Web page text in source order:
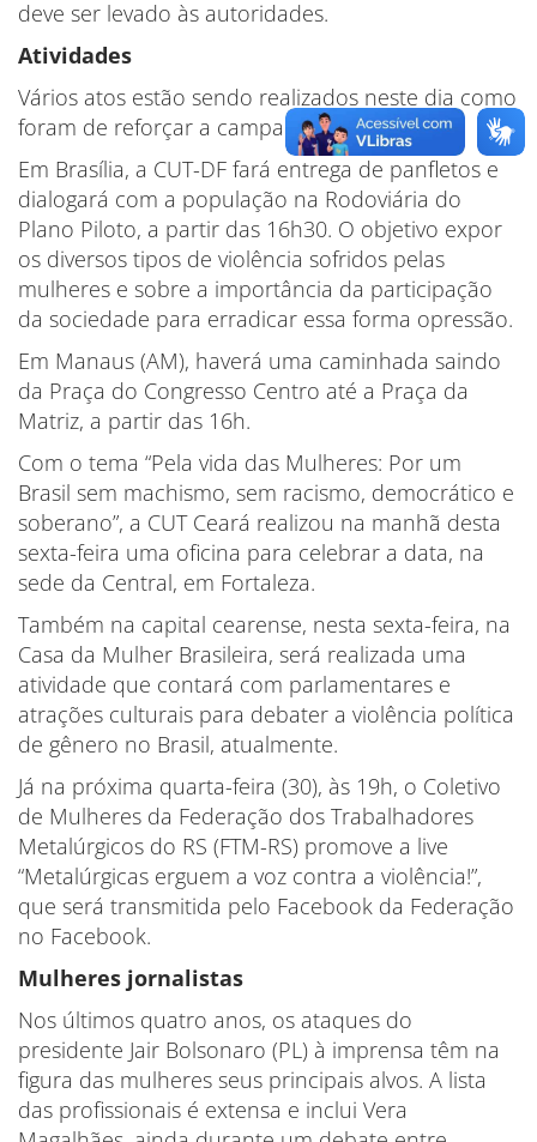
deve ser levado às autoridades.
Atividades
Vários atos estão sendo realizados neste dia como
foram de reforçar a campanha.
Em Brasília, a CUT-DF fará entrega de panfletos e
dialogará com a população na Rodoviária do
Plano Piloto, a partir das 16h30. O objetivo expor
os diversos tipos de violência sofridos pelas
mulheres e sobre a importância da participação
da sociedade para erradicar essa forma opressão.
Em Manaus (AM), haverá uma caminhada saindo
da Praça do Congresso Centro até a Praça da
Matriz, a partir das 16h.
Com o tema “Pela vida das Mulheres: Por um
Brasil sem machismo, sem racismo, democrático e
soberano”, a CUT Ceará realizou na manhã desta
sexta-feira uma oficina para celebrar a data, na
sede da Central, em Fortaleza.
Também na capital cearense, nesta sexta-feira, na
Casa da Mulher Brasileira, será realizada uma
atividade que contará com parlamentares e
atrações culturais para debater a violência política
de gênero no Brasil, atualmente.
Já na próxima quarta-feira (30), às 19h, o Coletivo
de Mulheres da Federação dos Trabalhadores
Metalúrgicos do RS (FTM-RS) promove a live
“Metalúrgicas erguem a voz contra a violência!”,
que será transmitida pelo Facebook da Federação
no Facebook.
Mulheres jornalistas
Nos últimos quatro anos, os ataques do
presidente Jair Bolsonaro (PL) à imprensa têm na
figura das mulheres seus principais alvos. A lista
das profissionais é extensa e inclui Vera